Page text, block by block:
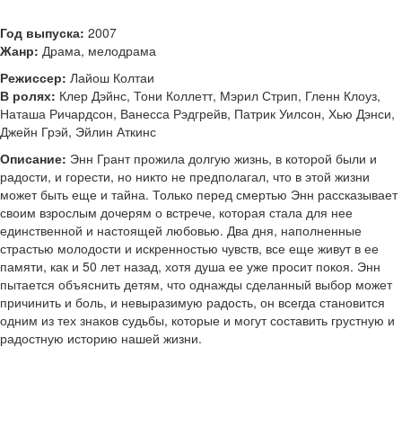
Год выпуска: 2007
Жанр: Драма, мелодрама
Режиссер: Лайош Колтаи
В ролях: Клер Дэйнс, Тони Коллетт, Мэрил Стрип, Гленн Клоуз,
Наташа Ричардсон, Ванесса Рэдгрейв, Патрик Уилсон, Хью Дэнси,
Джейн Грэй, Эйлин Аткинс
Описание: Энн Грант прожила долгую жизнь, в которой были и
радости, и горести, но никто не предполагал, что в этой жизни
может быть еще и тайна. Только перед смертью Энн рассказывает
своим взрослым дочерям о встрече, которая стала для нее
единственной и настоящей любовью. Два дня, наполненные
страстью молодости и искренностью чувств, все еще живут в ее
памяти, как и 50 лет назад, хотя душа ее уже просит покоя. Энн
пытается объяснить детям, что однажды сделанный выбор может
причинить и боль, и невыразимую радость, он всегда становится
одним из тех знаков судьбы, которые и могут составить грустную и
радостную историю нашей жизни.